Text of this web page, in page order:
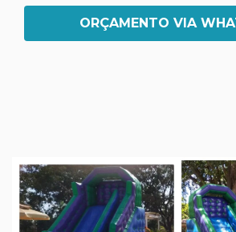
ORÇAMENTO VIA